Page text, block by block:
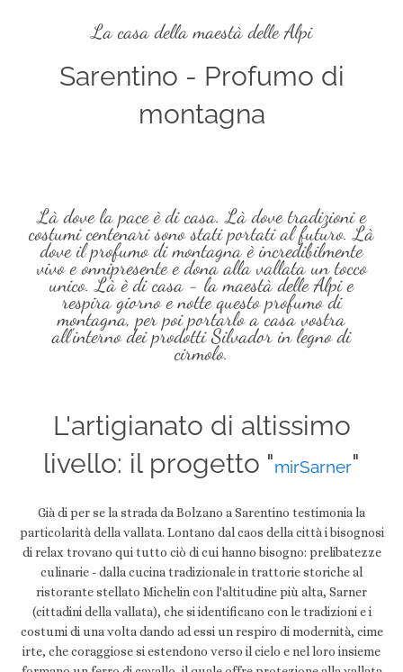
La casa della maestà delle Alpi
Sarentino - Profumo di
montagna
Là dove la pace è di casa. Là dove tradizioni e
costumi centenari sono stati portati al futuro. Là
dove il profumo di montagna è incredibilmente
vivo e onnipresente e dona alla vallata un tocco
unico. Là è di casa - la maestà delle Alpi e
respira giorno e notte questo profumo di
montagna, per poi portarlo a casa vostra
all'interno dei prodotti Silvador in legno di
cirmolo.
L'artigianato di altissimo
livello: il progetto "mirSarner"
Già di per se la strada da Bolzano a Sarentino testimonia la
particolarità della vallata. Lontano dal caos della città i bisognosi
di relax trovano qui tutto ciò di cui hanno bisogno: prelibatezze
culinarie - dalla cucina tradizionale in trattorie storiche al
ristorante stellato Michelin con l'altitudine più alta, Sarner
(cittadini della vallata), che si identificano con le tradizioni e i
costumi di una volta dando ad essi un respiro di modernità, cime
irte, che coraggiose si estendono verso il cielo e nel loro insieme